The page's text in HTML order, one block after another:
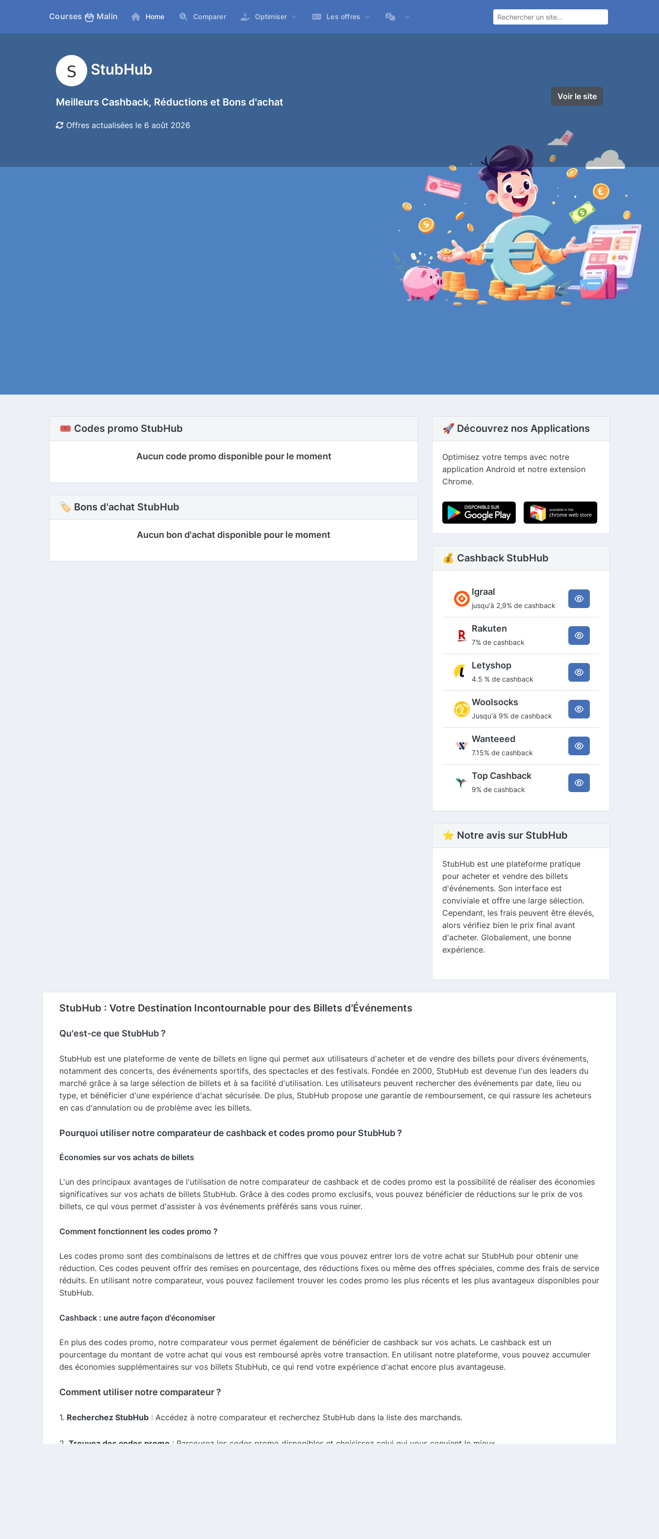
Courses Malin Home Comparer Optimiser Les offres
StubHub
Meilleurs Cashback, Réductions et Bons d'achat
Offres actualisées le 6 août 2026
Voir le site
🎟️ Codes promo StubHub
Aucun code promo disponible pour le moment
🏷 Bons d'achat StubHub
Aucun bon d'achat disponible pour le moment
🚀 Découvrez nos Applications
Optimisez votre temps avec notre
application Android et notre extension
Chrome.
💰 Cashback StubHub
Igraal
jusqu'à 2,9% de cashback
Rakuten
7% de cashback
Letyshop
4.5 % de cashback
Woolsocks
Jusqu'à 9% de cashback
Wanteeed
7.15% de cashback
Top Cashback
9% de cashback
⭐ Notre avis sur StubHub
StubHub est une plateforme pratique
pour acheter et vendre des billets
d'événements. Son interface est
conviviale et offre une large sélection.
Cependant, les frais peuvent être élevés,
alors vérifiez bien le prix final avant
d'acheter. Globalement, une bonne
expérience.
StubHub : Votre Destination Incontournable pour des Billets d'Événements
Qu'est-ce que StubHub ?
StubHub est une plateforme de vente de billets en ligne qui permet aux utilisateurs d'acheter et de vendre des billets pour divers événements,
notamment des concerts, des événements sportifs, des spectacles et des festivals. Fondée en 2000, StubHub est devenue l'un des leaders du
marché grâce à sa large sélection de billets et à sa facilité d'utilisation. Les utilisateurs peuvent rechercher des événements par date, lieu ou
type, et bénéficier d'une expérience d'achat sécurisée. De plus, StubHub propose une garantie de remboursement, ce qui rassure les acheteurs
en cas d'annulation ou de problème avec les billets.
Pourquoi utiliser notre comparateur de cashback et codes promo pour StubHub ?
Économies sur vos achats de billets
L'un des principaux avantages de l'utilisation de notre comparateur de cashback et de codes promo est la possibilité de réaliser des économies
significatives sur vos achats de billets StubHub. Grâce à des codes promo exclusifs, vous pouvez bénéficier de réductions sur le prix de vos
billets, ce qui vous permet d'assister à vos événements préférés sans vous ruiner.
Comment fonctionnent les codes promo ?
Les codes promo sont des combinaisons de lettres et de chiffres que vous pouvez entrer lors de votre achat sur StubHub pour obtenir une
réduction. Ces codes peuvent offrir des remises en pourcentage, des réductions fixes ou même des offres spéciales, comme des frais de service
réduits. En utilisant notre comparateur, vous pouvez facilement trouver les codes promo les plus récents et les plus avantageux disponibles pour
StubHub.
Cashback : une autre façon d'économiser
En plus des codes promo, notre comparateur vous permet également de bénéficier de cashback sur vos achats. Le cashback est un
pourcentage du montant de votre achat qui vous est remboursé après votre transaction. En utilisant notre plateforme, vous pouvez accumuler
des économies supplémentaires sur vos billets StubHub, ce qui rend votre expérience d'achat encore plus avantageuse.
Comment utiliser notre comparateur ?
1. Recherchez StubHub : Accédez à notre comparateur et recherchez StubHub dans la liste des marchands.
2. Trouvez des codes promo : Parcourez les codes promo disponibles et choisissez celui qui vous convient le mieux.